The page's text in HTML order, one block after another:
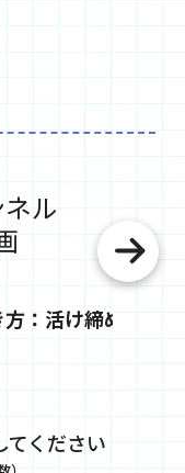
ル
：活け締め
てください